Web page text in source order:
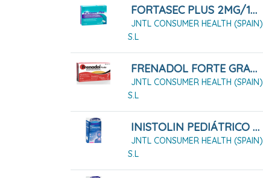
FORTASEC PLUS 2MG/125MG COMPRIMIDOS, 12 COMPRIMIDOS
JNTL CONSUMER HEALTH (SPAIN)
S.L
FRENADOL FORTE GRANULADO PARA SOLUCION ORAL , 10 SOBRES
JNTL CONSUMER HEALTH (SPAIN)
S.L
INISTOLIN PEDIÁTRICO TOS Y CONGESTIÓN 2 MG/ML + 6 MG/ML JARABE
JNTL CONSUMER HEALTH (SPAIN)
S.L